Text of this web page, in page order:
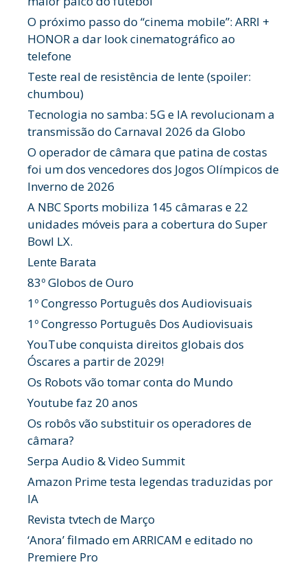
O próximo passo do “cinema mobile”: ARRI +
HONOR a dar look cinematográfico ao
telefone
Teste real de resistência de lente (spoiler:
chumbou)
Tecnologia no samba: 5G e IA revolucionam a
transmissão do Carnaval 2026 da Globo
O operador de câmara que patina de costas
foi um dos vencedores dos Jogos Olímpicos de
Inverno de 2026
A NBC Sports mobiliza 145 câmaras e 22
unidades móveis para a cobertura do Super
Bowl LX.
Lente Barata
83º Globos de Ouro
1º Congresso Português dos Audiovisuais
1º Congresso Português Dos Audiovisuais
YouTube conquista direitos globais dos
Óscares a partir de 2029!
Os Robots vão tomar conta do Mundo
Youtube faz 20 anos
Os robôs vão substituir os operadores de
câmara?
Serpa Audio & Video Summit
Amazon Prime testa legendas traduzidas por
IA
Revista tvtech de Março
‘Anora’ filmado em ARRICAM e editado no
Premiere Pro